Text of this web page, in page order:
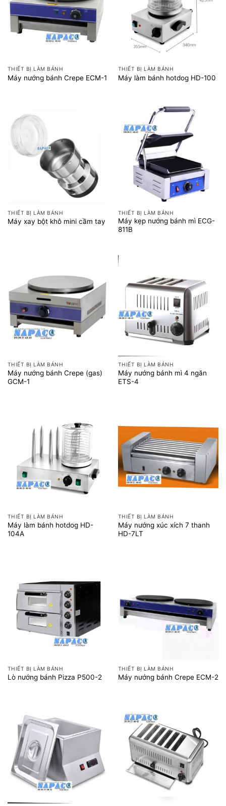
THIẾT BỊ LÀM BÁNH
Máy nướng bánh Crepe ECM-1
THIẾT BỊ LÀM BÁNH
Máy làm bánh hotdog HD-100
THIẾT BỊ LÀM BÁNH
Máy xay bột khô mini cầm tay
THIẾT BỊ LÀM BÁNH
Máy kẹp nướng bánh mì ECG-
811B
THIẾT BỊ LÀM BÁNH
Máy nướng bánh Crepe (gas)
GCM-1
THIẾT BỊ LÀM BÁNH
Máy nướng bánh mì 4 ngăn
ETS-4
THIẾT BỊ LÀM BÁNH
Máy làm bánh hotdog HD-
104A
THIẾT BỊ LÀM BÁNH
Máy nướng xúc xích 7 thanh
HD-7LT
THIẾT BỊ LÀM BÁNH
Lò nướng bánh Pizza P500-2
THIẾT BỊ LÀM BÁNH
Máy nướng bánh Crepe ECM-2